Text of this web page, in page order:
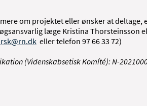
om projektet eller ønsker at deltage,
læge Kristina Thorsteinsson
eller telefon 97 66 33 72)
(Videnskabsetisk Komíté): N-